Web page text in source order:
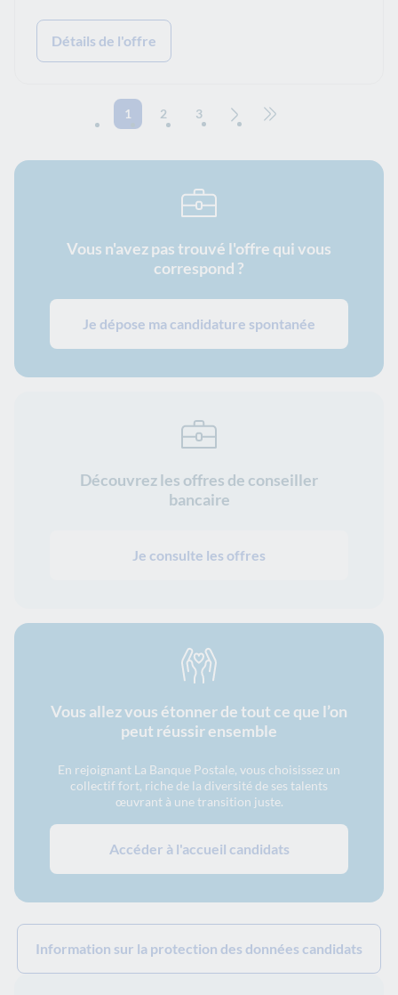
Détails de l'offre
1 2
3
Vous n'avez pas trouvé l'offre qui vous
correspond ?
Je dépose ma candidature spontanée
Découvrez les offres de conseiller
bancaire
Je consulte les offres
Vous allez vous étonner de tout ce que l’on
peut réussir ensemble
En rejoignant La Banque Postale, vous choisissez un
collectif fort, riche de la diversité de ses talents
œuvrant à une transition juste.
Accéder à l'accueil candidats
Information sur la protection des données candidats